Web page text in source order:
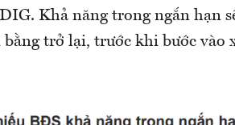
Khả năng trong ngắn hạn
bằng trở lại, trước khi bước